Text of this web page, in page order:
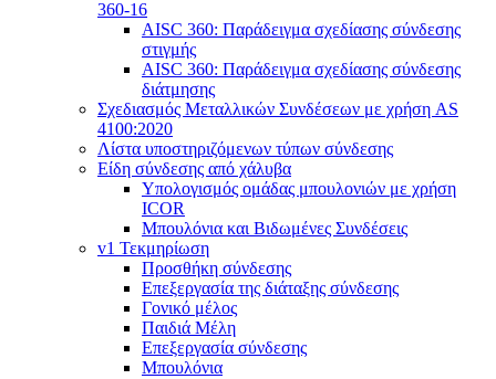
360-16
AISC 360: Παράδειγμα σχεδίασης σύνδεσης
στιγμής
AISC 360: Παράδειγμα σχεδίασης σύνδεσης
διάτμησης
Σχεδιασμός Μεταλλικών Συνδέσεων με χρήση AS
4100:2020
Λίστα υποστηριζόμενων τύπων σύνδεσης
Είδη σύνδεσης από χάλυβα
Υπολογισμός ομάδας μπουλονιών με χρήση
ICOR
Μπουλόνια και Βιδωμένες Συνδέσεις
v1 Τεκμηρίωση
Προσθήκη σύνδεσης
Επεξεργασία της διάταξης σύνδεσης
Γονικό μέλος
Παιδιά Μέλη
Επεξεργασία σύνδεσης
Μπουλόνια